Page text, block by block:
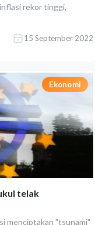
rekor tinggi,
15 September 2022
Ekonomi
telak
menciptakan "tsunami"